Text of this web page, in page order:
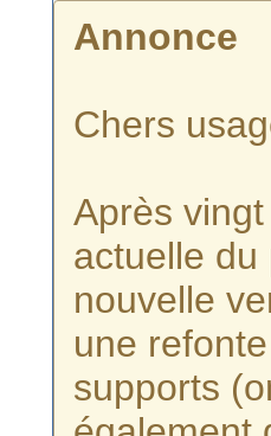
Annonce
Chers
Après
actuelle
nouvelle
une
supports